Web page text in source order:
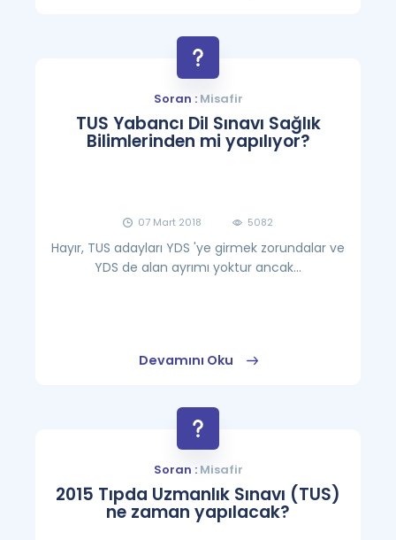
Soran :Misafir
TUS Yabancı Dil Sınavı Sağlık
Bilimlerinden mi yapılıyor?
07 Mart 2018 5082
Hayır, TUS adayları YDS 'ye girmek zorundalar ve
YDS de alan ayrımı yoktur ancak...
Devamını Oku
Soran :Misafir
2015 Tıpda Uzmanlık Sınavı (TUS)
ne zaman yapılacak?